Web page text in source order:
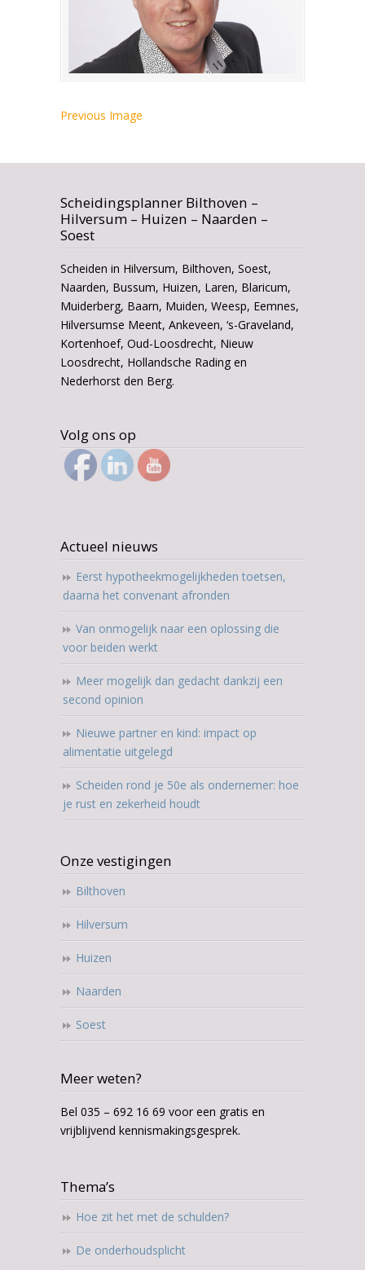
Previous Image
Scheidingsplanner Bilthoven –
Hilversum – Huizen – Naarden –
Soest
Scheiden in Hilversum, Bilthoven, Soest,
Naarden, Bussum, Huizen, Laren, Blaricum,
Muiderberg, Baarn, Muiden, Weesp, Eemnes,
Hilversumse Meent, Ankeveen, ‘s-Graveland,
Kortenhoef, Oud-Loosdrecht, Nieuw
Loosdrecht, Hollandsche Rading en
Nederhorst den Berg.
Volg ons op
Actueel nieuws
Eerst hypotheekmogelijkheden toetsen,
daarna het convenant afronden
Van onmogelijk naar een oplossing die
voor beiden werkt
Meer mogelijk dan gedacht dankzij een
second opinion
Nieuwe partner en kind: impact op
alimentatie uitgelegd
Scheiden rond je 50e als ondernemer: hoe
je rust en zekerheid houdt
Onze vestigingen
Bilthoven
Hilversum
Huizen
Naarden
Soest
Meer weten?
Bel 035 – 692 16 69 voor een gratis en
vrijblijvend kennismakingsgesprek.
Thema’s
Hoe zit het met de schulden?
De onderhoudsplicht